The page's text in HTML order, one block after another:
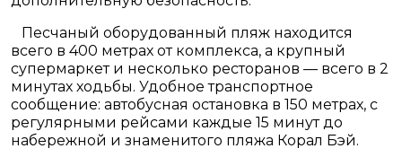
Песчаный оборудованный пляж находится
всего в 400 метрах от комплекса, а крупный
супермаркет и несколько ресторанов — всего в 2
минутах ходьбы. Удобное транспортное
сообщение: автобусная остановка в 150 метрах, с
регулярными рейсами каждые 15 минут до
набережной и знаменитого пляжа Корал Бэй.